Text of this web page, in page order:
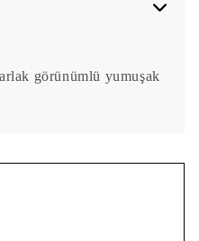
görünümlü yumuşak